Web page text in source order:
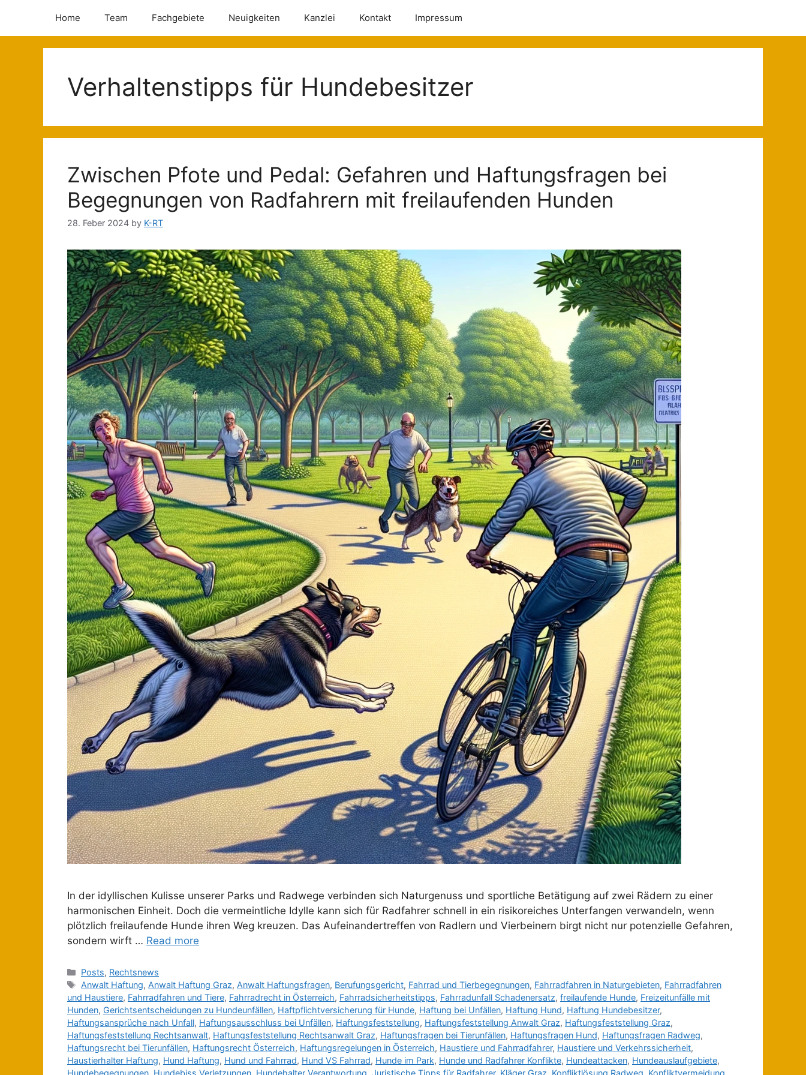
Home Team Fachgebiete Neuigkeiten Kanzlei Kontakt Impressum
Verhaltenstipps für Hundebesitzer
Zwischen Pfote und Pedal: Gefahren und Haftungsfragen bei
Begegnungen von Radfahrern mit freilaufenden Hunden
28. Feber 2024 by K-RT
In der idyllischen Kulisse unserer Parks und Radwege verbinden sich Naturgenuss und sportliche Betätigung auf zwei Rädern zu einer
harmonischen Einheit. Doch die vermeintliche Idylle kann sich für Radfahrer schnell in ein risikoreiches Unterfangen verwandeln, wenn
plötzlich freilaufende Hunde ihren Weg kreuzen. Das Aufeinandertreffen von Radlern und Vierbeinern birgt nicht nur potenzielle Gefahren,
sondern wirft … Read more
Posts, Rechtsnews
Anwalt Haftung, Anwalt Haftung Graz, Anwalt Haftungsfragen, Berufungsgericht, Fahrrad und Tierbegegnungen, Fahrradfahren in Naturgebieten, Fahrradfahren
und Haustiere, Fahrradfahren und Tiere, Fahrradrecht in Österreich, Fahrradsicherheitstipps, Fahrradunfall Schadenersatz, freilaufende Hunde, Freizeitunfälle mit
Hunden, Gerichtsentscheidungen zu Hundeunfällen, Haftpflichtversicherung für Hunde, Haftung bei Unfällen, Haftung Hund, Haftung Hundebesitzer,
Haftungsansprüche nach Unfall, Haftungsausschluss bei Unfällen, Haftungsfeststellung, Haftungsfeststellung Anwalt Graz, Haftungsfeststellung Graz,
Haftungsfeststellung Rechtsanwalt, Haftungsfeststellung Rechtsanwalt Graz, Haftungsfragen bei Tierunfällen, Haftungsfragen Hund, Haftungsfragen Radweg,
Haftungsrecht bei Tierunfällen, Haftungsrecht Österreich, Haftungsregelungen in Österreich, Haustiere und Fahrradfahrer, Haustiere und Verkehrssicherheit,
Haustierhalter Haftung, Hund Haftung, Hund und Fahrrad, Hund VS Fahrrad, Hunde im Park, Hunde und Radfahrer Konflikte, Hundeattacken, Hundeauslaufgebiete,